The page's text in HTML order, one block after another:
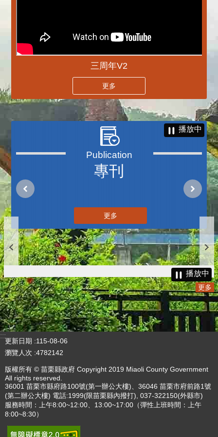
三周年V2
更多
專刊
播放中
更多
播放中
更多
:::
更新日期
115-08-06
瀏覽人次 4782142
版權所有 © 苗栗縣政府 Copyright 2019 Miaoli County Government
All rights reserved.
36001 苗栗市縣府路100號(第一辦公大樓)、36046 苗栗市府前路1號
(第二辦公大樓) 電話:1999(限苗栗縣內撥打), 037-322150(外縣市)
服務時間：上午8:00~12:00、13:00~17:00（彈性上班時間：上午
8:00~8:30）